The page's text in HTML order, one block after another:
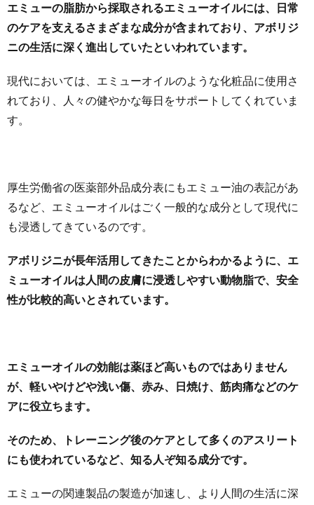
エミューの脂肪から採取されるエミューオイルには、日常
のケアを支えるさまざまな成分が含まれており、アボリジ
ニの生活に深く進出していたといわれています。
現代においては、エミューオイルのような化粧品に使用さ
れており、人々の健やかな毎日をサポートしてくれていま
す。
厚生労働省の医薬部外品成分表にもエミュー油の表記があ
るなど、エミューオイルはごく一般的な成分として現代に
も浸透してきているのです。
アボリジニが長年活用してきたことからわかるように、エ
ミューオイルは人間の皮膚に浸透しやすい動物脂で、安全
性が比較的高いとされています。
エミューオイルの効能は薬ほど高いものではありません
が、軽いやけどや浅い傷、赤み、日焼け、筋肉痛などのケ
アに役立ちます。
そのため、トレーニング後のケアとして多くのアスリート
にも使われているなど、知る人ぞ知る成分です。
エミューの関連製品の製造が加速し、より人間の生活に深